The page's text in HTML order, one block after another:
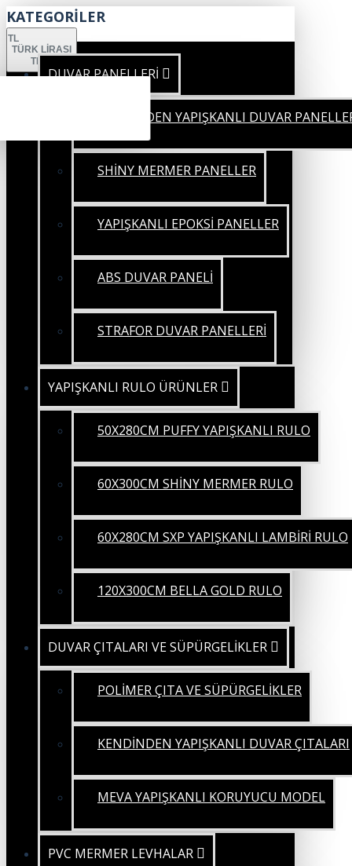
KATEGORİLER
TL
TÜRK LIRASI
TRY
DUVAR PANELLERİ
KENDİNDEN YAPIŞKANLI DUVAR
SHİNY MERMER PANELLER
YAPIŞKANLI EPOKSİ PANELLER
ABS DUVAR PANELİ
STRAFOR DUVAR PANELLERİ
YAPIŞKANLI RULO ÜRÜNLER
50X280CM PUFFY YAPIŞKANLI RULO
60X300CM SHİNY MERMER RULO
60X280CM SXP YAPIŞKANLI LAMBİRİ RULO
120X300CM BELLA GOLD RULO
DUVAR ÇITALARI VE SÜPÜRGELİKLER
POLİMER ÇITA VE SÜPÜRGELİKLER
KENDİNDEN YAPIŞKANLI DUVAR ÇITALARI
MEVA YAPIŞKANLI KORUYUCU MODEL
PVC MERMER LEVHALAR